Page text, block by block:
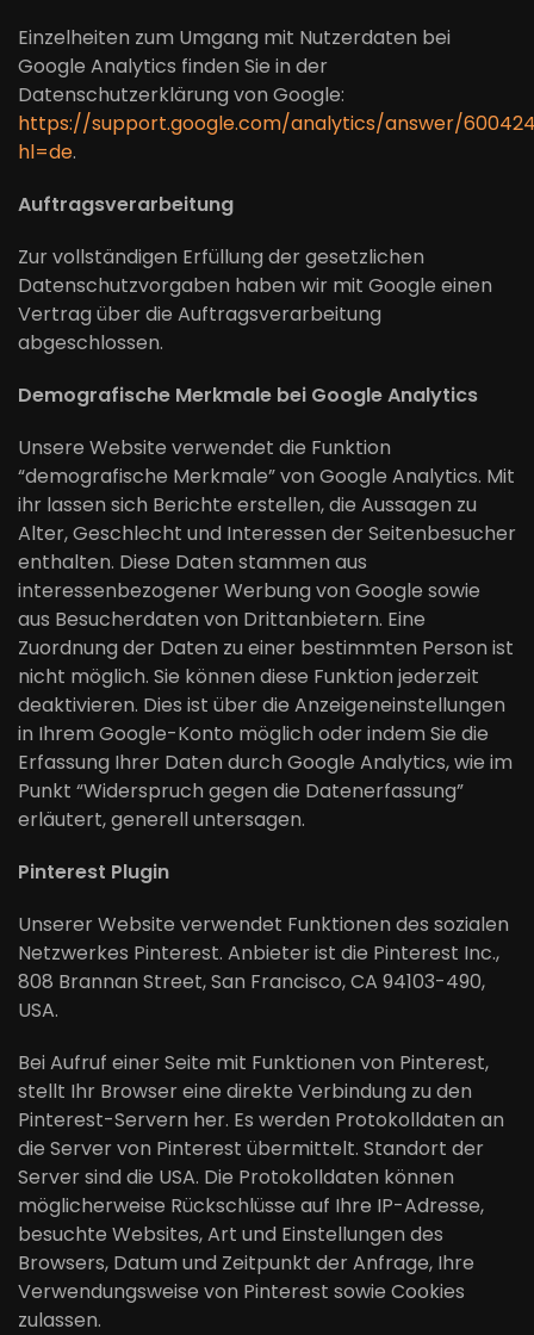
Einzelheiten zum Umgang mit Nutzerdaten bei
Google Analytics finden Sie in der
Datenschutzerklärung von Google:
https://support.google.com/analytics/answer/
hl=de.
Auftragsverarbeitung
Zur vollständigen Erfüllung der gesetzlichen
Datenschutzvorgaben haben wir mit Google einen
Vertrag über die Auftragsverarbeitung
abgeschlossen.
Demografische Merkmale bei Google Analytics
Unsere Website verwendet die Funktion
“demografische Merkmale” von Google Analytics. Mit
ihr lassen sich Berichte erstellen, die Aussagen zu
Alter, Geschlecht und Interessen der Seitenbesucher
enthalten. Diese Daten stammen aus
interessenbezogener Werbung von Google sowie
aus Besucherdaten von Drittanbietern. Eine
Zuordnung der Daten zu einer bestimmten Person ist
nicht möglich. Sie können diese Funktion jederzeit
deaktivieren. Dies ist über die Anzeigeneinstellungen
in Ihrem Google-Konto möglich oder indem Sie die
Erfassung Ihrer Daten durch Google Analytics, wie im
Punkt “Widerspruch gegen die Datenerfassung”
erläutert, generell untersagen.
Pinterest Plugin
Unserer Website verwendet Funktionen des sozialen
Netzwerkes Pinterest. Anbieter ist die Pinterest Inc.,
808 Brannan Street, San Francisco, CA 94103-490,
USA.
Bei Aufruf einer Seite mit Funktionen von Pinterest,
stellt Ihr Browser eine direkte Verbindung zu den
Pinterest-Servern her. Es werden Protokolldaten an
die Server von Pinterest übermittelt. Standort der
Server sind die USA. Die Protokolldaten können
möglicherweise Rückschlüsse auf Ihre IP-Adresse,
besuchte Websites, Art und Einstellungen des
Browsers, Datum und Zeitpunkt der Anfrage, Ihre
Verwendungsweise von Pinterest sowie Cookies
zulassen.